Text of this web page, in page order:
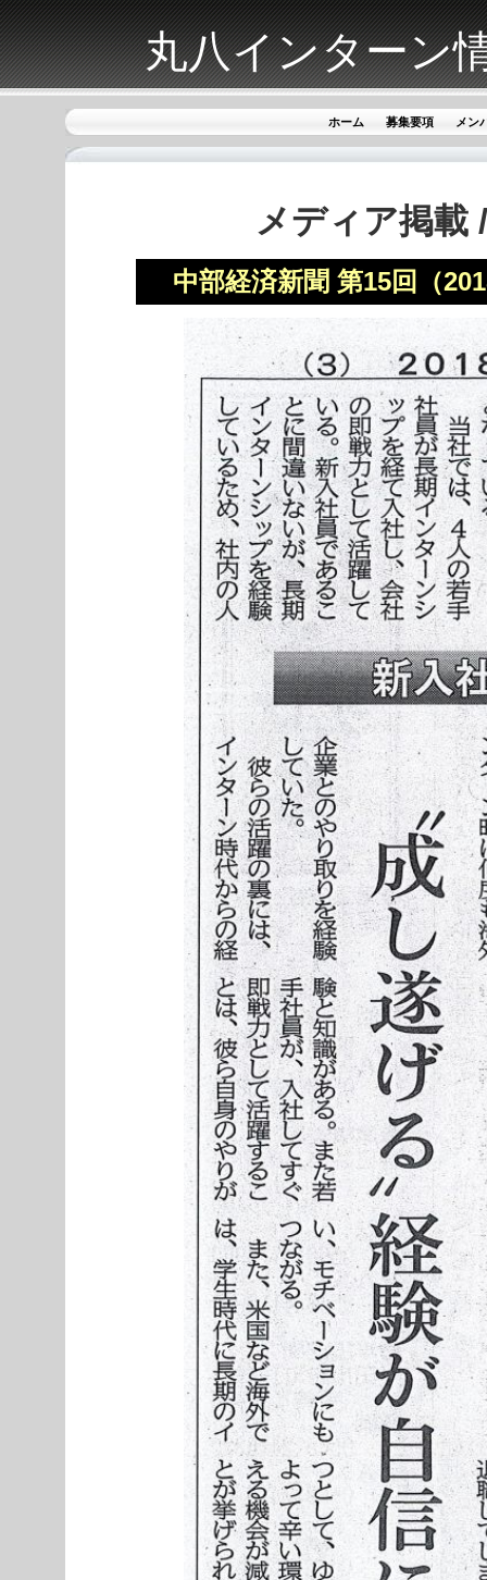
丸八インターン
ホーム 募集要項 メン
メディア掲載
中部経済新聞 第15回（